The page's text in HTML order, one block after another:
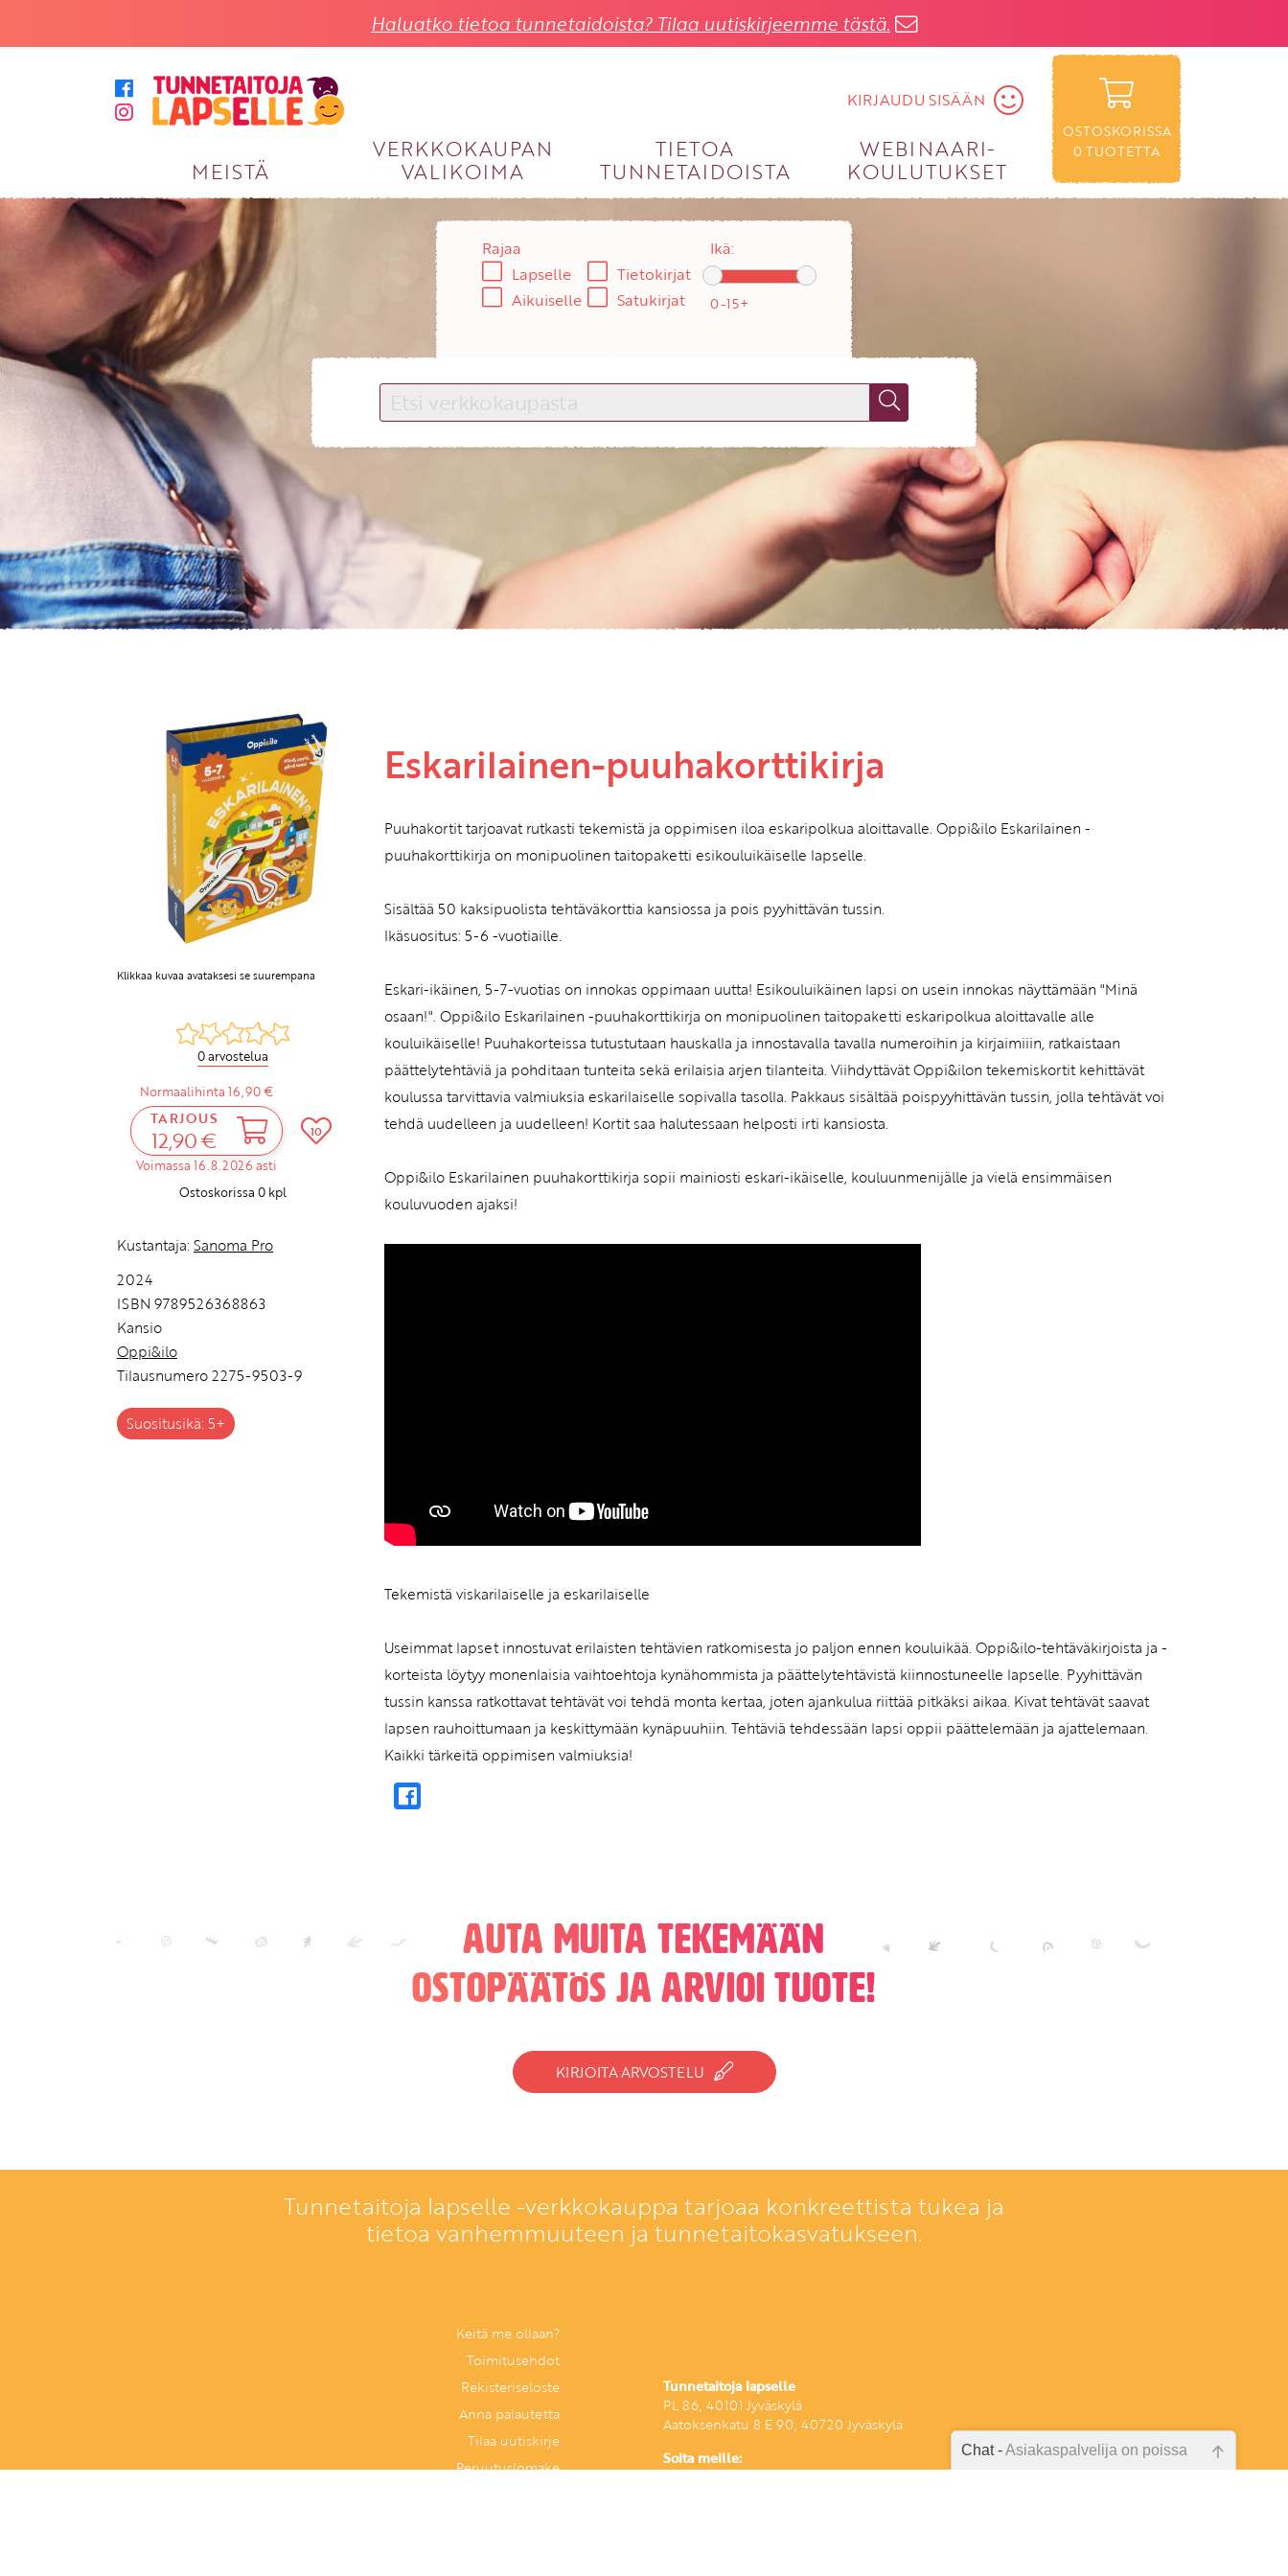
Haluatko tietoa tunnetaidoista? Tilaa uutiskirjeemme tästä.
KIRJAUDU SISÄÄN
MEISTÄ
VERKKOKAUPAN
VALIKOIMA
TIETOA
TUNNETAIDOISTA
WEBINAARI­
KOULUTUKSET
OSTOSKORISSA
0TUOTETTA
KIRJAUDU SISÄÄN
Käyttäjätunnus
Salasana
KIRJAUDU SISÄÄN
Etkö ole vielä asiakkaamme?
Luo asiakastili tästä!
Rajaa
Lapselle
Aikuiselle
Tietokirjat
Satukirjat
Ikä:
Klikkaa kuvaa avataksesi se suurempana
0 arvostelua
Normaalihinta 16,90 €
TARJOUS
12,90 €
Voimassa 16.8.2026 asti
10
Ostoskorissa 0kpl
Kustantaja: Sanoma Pro
2024
ISBN 9789526368863
Kansio
Oppi&ilo
Tilausnumero 2275-9503-9
Suositusikä: 5+
Eskarilainen-puuhakorttikirja
Puuhakortit tarjoavat rutkasti tekemistä ja oppimisen iloa eskaripolkua aloittavalle. Oppi&ilo Eskarilainen -
puuhakorttikirja on monipuolinen taitopaketti esikouluikäiselle lapselle.
Sisältää 50 kaksipuolista tehtäväkorttia kansiossa ja pois pyyhittävän tussin.
Ikäsuositus: 5-6 -vuotiaille.
Eskari-ikäinen, 5-7-vuotias on innokas oppimaan uutta! Esikouluikäinen lapsi on usein innokas näyttämään "Minä
osaan!". Oppi&ilo Eskarilainen -puuhakorttikirja on monipuolinen taitopaketti eskaripolkua aloittavalle alle
kouluikäiselle! Puuhakorteissa tutustutaan hauskalla ja innostavalla tavalla numeroihin ja kirjaimiiin, ratkaistaan
päättelytehtäviä ja pohditaan tunteita sekä erilaisia arjen tilanteita. Viihdyttävät Oppi&ilon tekemiskortit kehittävät
koulussa tarvittavia valmiuksia eskarilaiselle sopivalla tasolla. Pakkaus sisältää poispyyhittävän tussin, jolla tehtävät voi
tehdä uudelleen ja uudelleen! Kortit saa halutessaan helposti irti kansiosta.
Oppi&ilo Eskarilainen puuhakorttikirja sopii mainiosti eskari-ikäiselle, kouluunmenijälle ja vielä ensimmäisen
kouluvuoden ajaksi!
Tekemistä viskarilaiselle ja eskarilaiselle
Useimmat lapset innostuvat erilaisten tehtävien ratkomisesta jo paljon ennen kouluikää. Oppi&ilo-tehtäväkirjoista ja -
korteista löytyy monenlaisia vaihtoehtoja kynähommista ja päättelytehtävistä kiinnostuneelle lapselle. Pyyhittävän
tussin kanssa ratkottavat tehtävät voi tehdä monta kertaa, joten ajankulua riittää pitkäksi aikaa. Kivat tehtävät saavat
lapsen rauhoittumaan ja keskittymään kynäpuuhiin. Tehtäviä tehdessään lapsi oppii päättelemään ja ajattelemaan.
Kaikki tärkeitä oppimisen valmiuksia!
Auta muita tekemään
ostopäätös ja arvioi tuote!
KIRJOITA ARVOSTELU
Tunnetaitoja lapselle -verkkokauppa tarjoaa konkreettista tukea ja
tietoa vanhemmuuteen ja tunnetaitokasvatukseen.
Keitä me ollaan?
Toimitusehdot
Rekisteriseloste
Anna palautetta
Tilaa uutiskirje
Peruutuslomake
Tunnetaitoja lapselle
PL 86, 40101 Jyväskylä
Aatoksenkatu 8 E 90, 40720 Jyväskylä
Soita meille:
014 337 0060 (arkisin klo 9–16)
Chat -Asiakaspalvelija on poissa